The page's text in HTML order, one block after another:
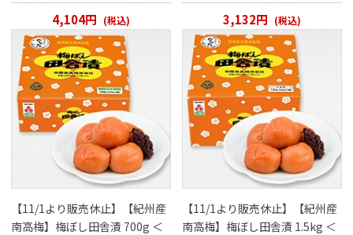
4,104円 (税込) 3,132円 (税込)
【11/1より販売休止】【紀州産
南高梅】梅ぼし田舎漬 700g ＜
【11/1より販売休止】【紀州産
南高梅】梅ぼし田舎漬 1.5kg ＜